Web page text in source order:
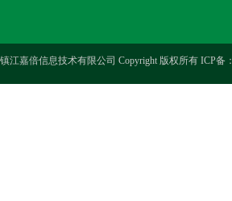
镇江嘉倍信息技术有限公司 Copyright 版权所有 ICP备：